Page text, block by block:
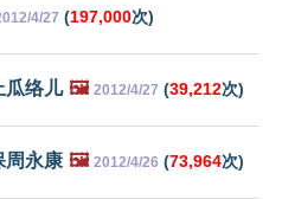
4/27 (197,000次)
瓜络儿 🖼️ 2012/4/27 (39,212次)
周永康 🖼️ 2012/4/26 (73,964次)